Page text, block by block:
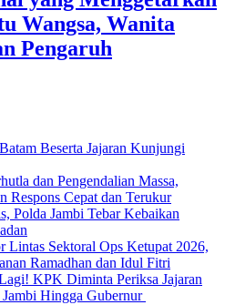
Wangsa, Wanita
Pengaruh
Beserta Jajaran Kunjungi
dan Pengendalian Massa,
Respons Cepat dan Terukur
Polda Jambi Tebar Kebaikan
Lintas Sektoral Ops Ketupat 2026,
Ramadhan dan Idul Fitri
KPK Diminta Periksa Jajaran
Hingga Gubernur